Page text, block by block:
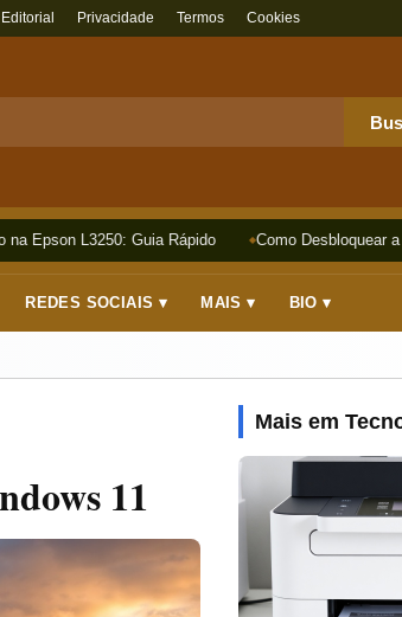
Privacidade Termos Cookies
Epson L3250: Guia Rápido Como Desbloquear a
REDES SOCIAIS ▾ MAIS ▾ BIO ▾
11
Mais em